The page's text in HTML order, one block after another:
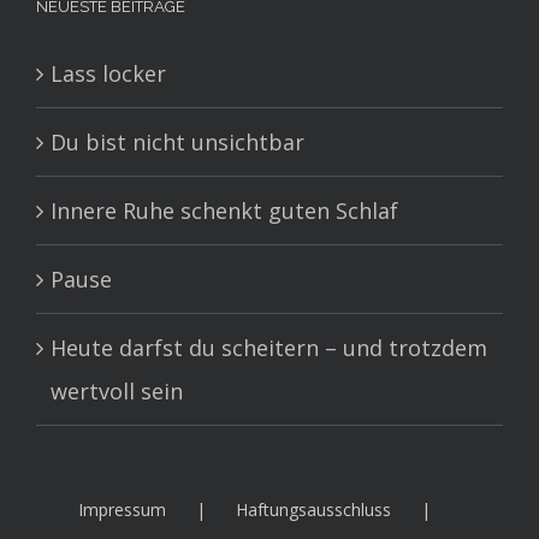
NEUESTE BEITRÄGE
Lass locker
Du bist nicht unsichtbar
Innere Ruhe schenkt guten Schlaf
Pause
Heute darfst du scheitern – und trotzdem
wertvoll sein
Impressum Haftungsausschluss